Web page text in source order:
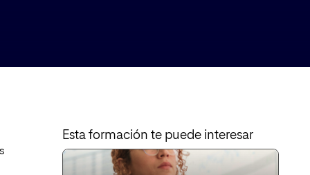
Esta formación te puede interesar